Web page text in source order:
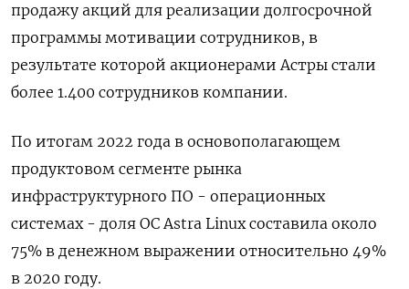
продажу акций для реализации долгосрочной
программы мотивации сотрудников, в
результате которой акционерами Астры стали
более 1.400 сотрудников компании.
По итогам 2022 года в основополагающем
продуктовом сегменте рынка
инфраструктурного ПО - операционных
системах - доля ОС Astra Linux составила около
75% в денежном выражении относительно 49%
в 2020 году.